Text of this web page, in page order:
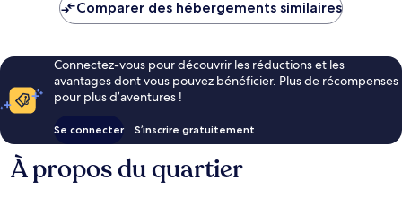
de
Comparer des hébergements similaires
Connectez-vous pour découvrir les réductions et les
avantages dont vous pouvez bénéficier. Plus de récompenses
pour plus d’aventures !
Se connecter S’inscrire gratuitement
À propos du quartier